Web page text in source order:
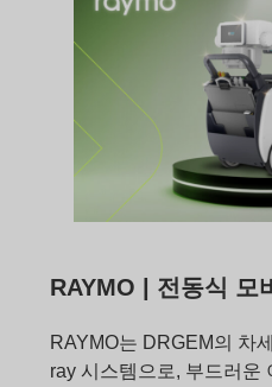
RAYMO | 전동식 모
RAYMO는 DRGEM의 차
ray 시스템으로, 부드러운